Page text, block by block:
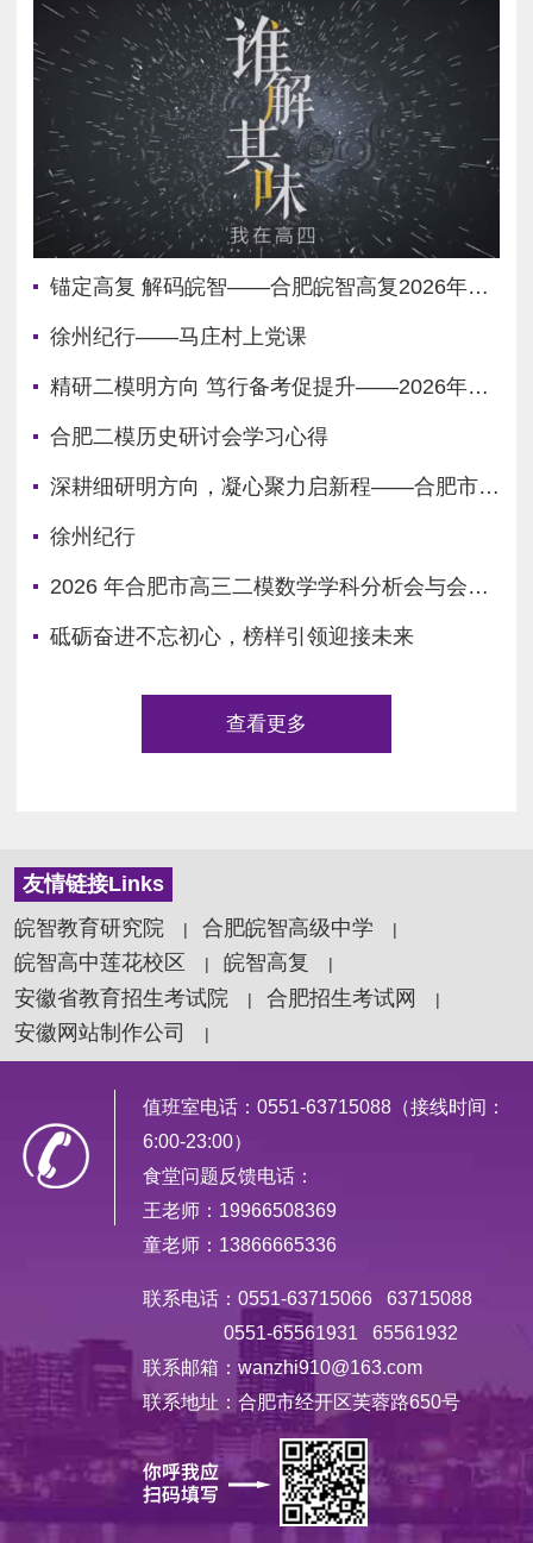
锚定高复 解码皖智——合肥皖智高复2026年招生简章
徐州纪行——马庄村上党课
精研二模明方向 笃行备考促提升——2026年高三合肥二模数学研讨会学习心得
合肥二模历史研讨会学习心得
深耕细研明方向，凝心聚力启新程——合肥市高三语文二模分析会学习心得
徐州纪行
2026 年合肥市高三二模数学学科分析会与会心得
砥砺奋进不忘初心，榜样引领迎接未来
查看更多
友情链接Links
皖智教育研究院
|合肥皖智高级中学 |
皖智高中莲花校区 |皖智高复 |
安徽省教育招生考试院 |合肥招生考试网 |
安徽网站制作公司 |
值班室电话：0551-63715088（接线时间：
6:00-23:00）
食堂问题反馈电话：
王老师：19966508369
童老师：13866665336
联系电话：0551-63715066 63715088
0551-65561931 65561932
联系邮箱：wanzhi910@163.com
联系地址：合肥市经开区芙蓉路650号